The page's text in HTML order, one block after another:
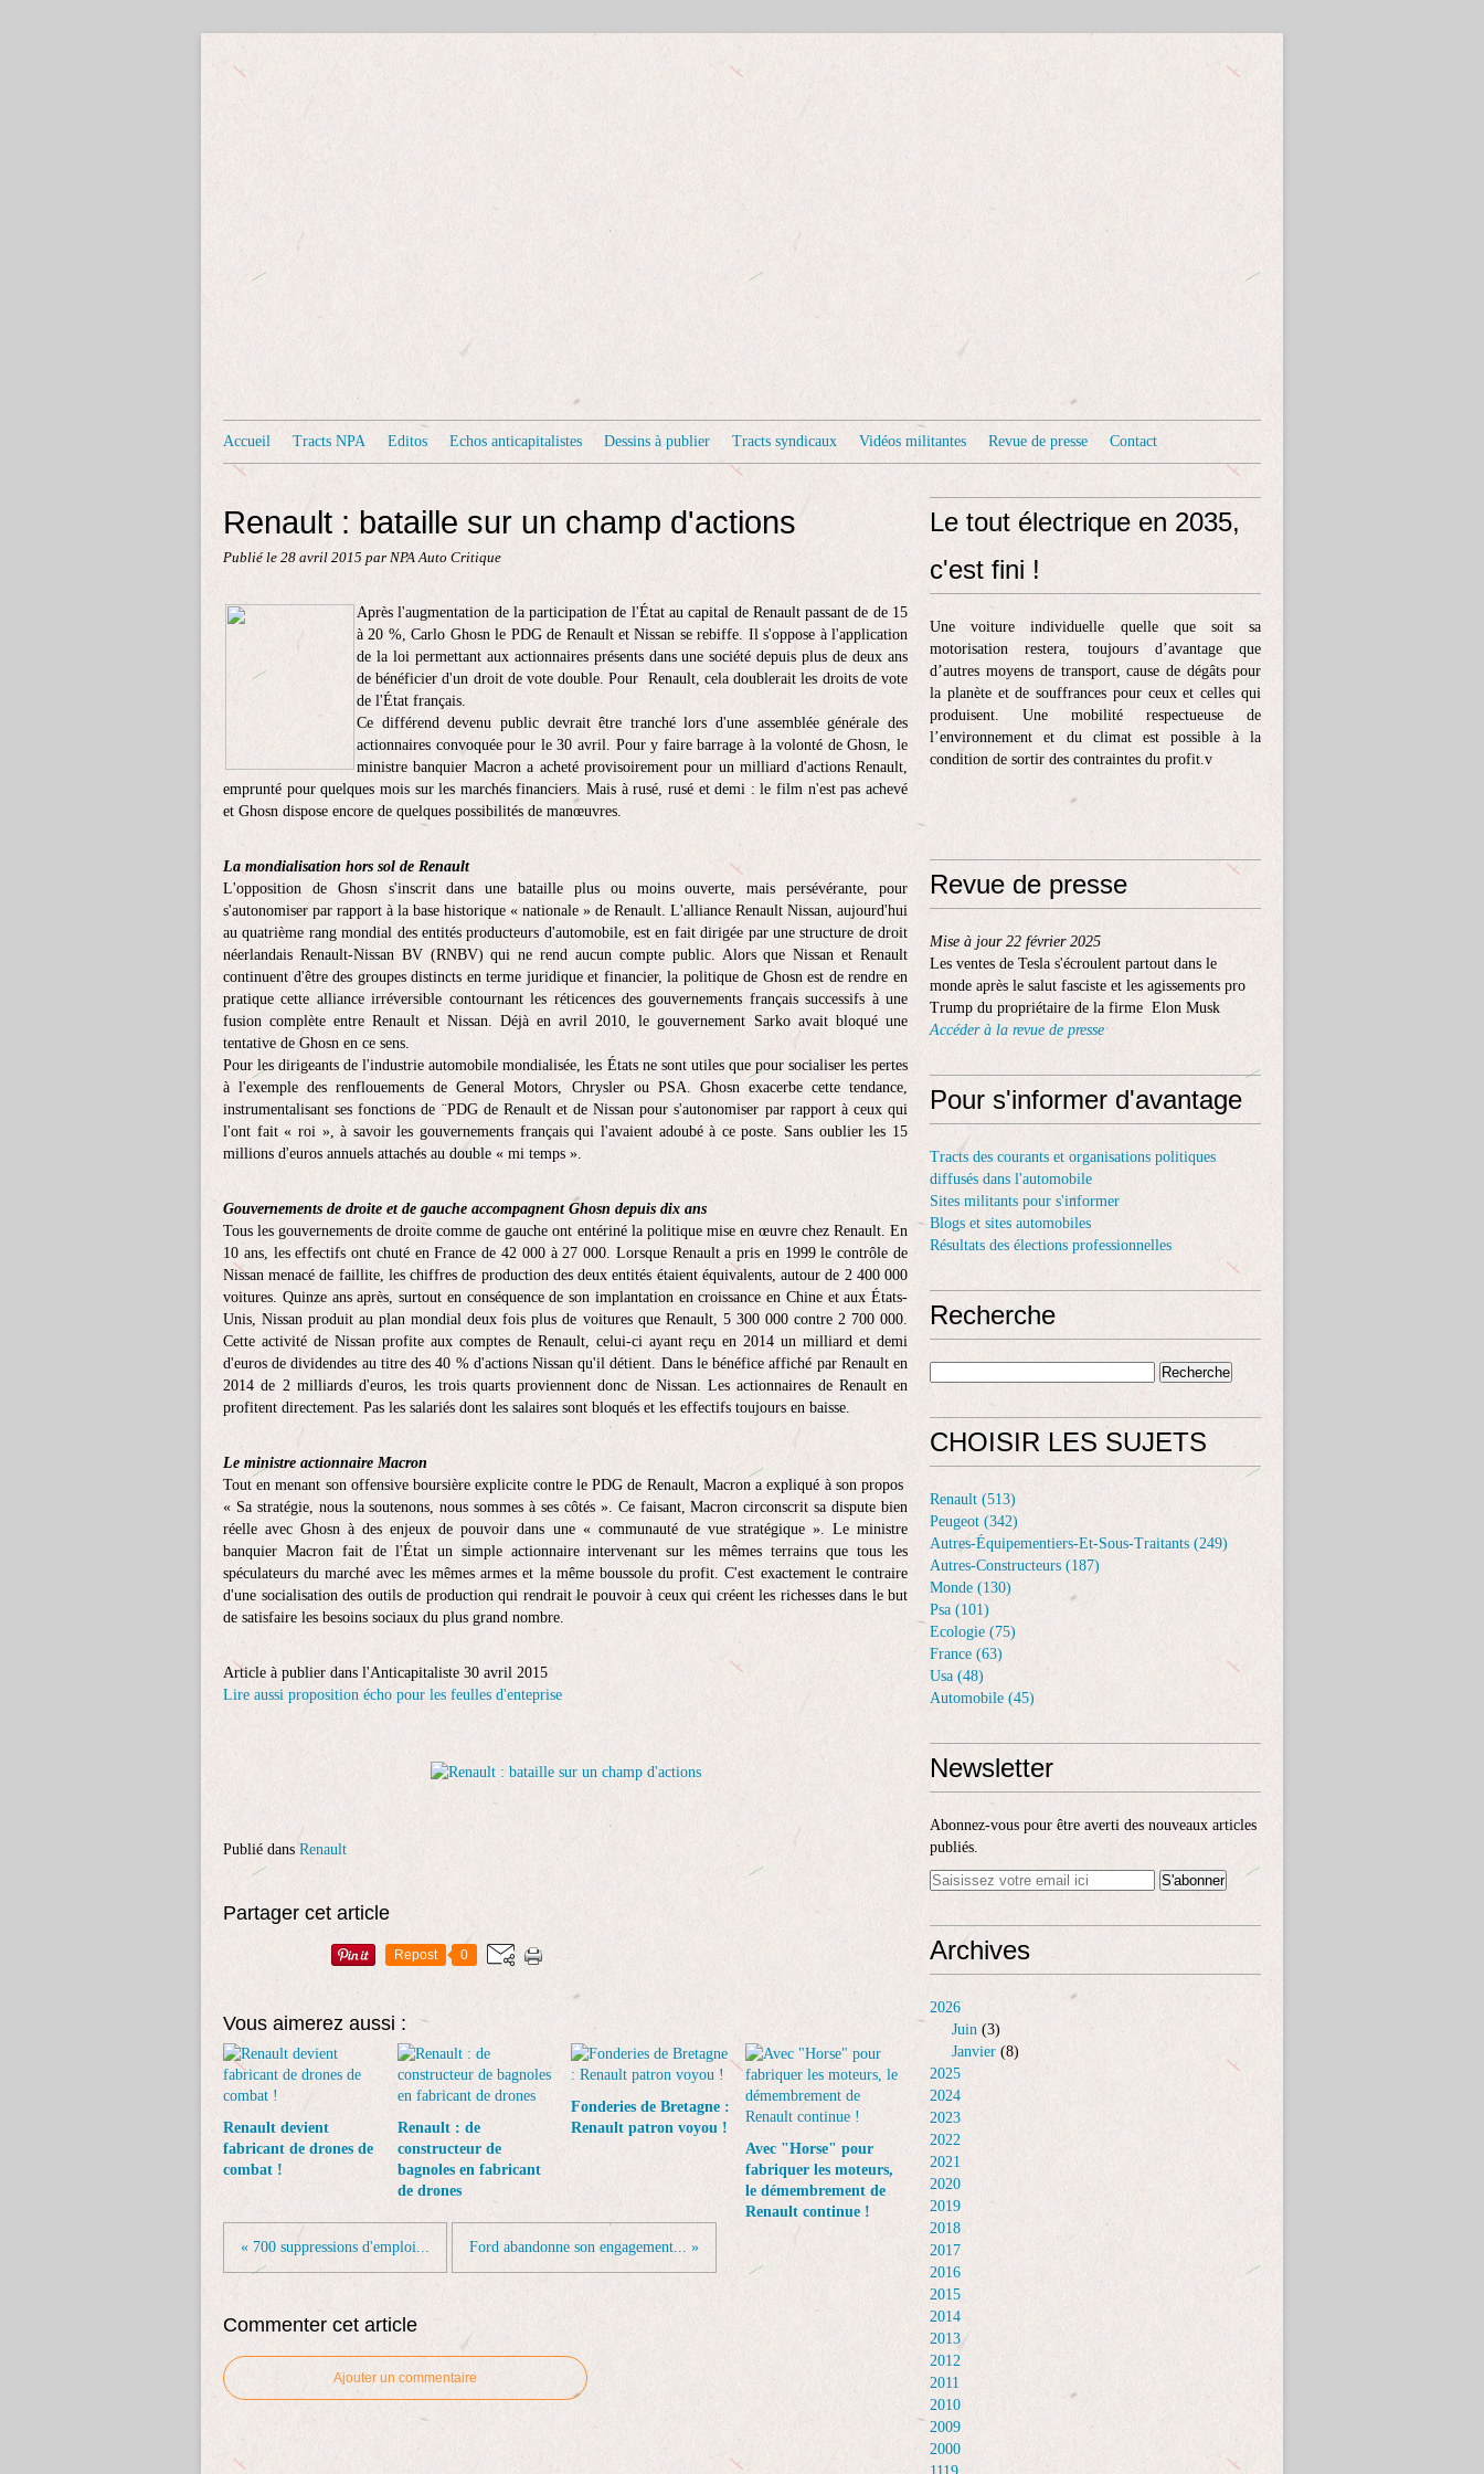
Accueil Tracts NPA Editos Echos anticapitalistes Dessins à publier Tracts syndicaux Vidéos militantes Revue de presse Contact
Renault : bataille sur un champ d'actions
Publié le 28 avril 2015 par NPA Auto Critique
Après l'augmentation de la participation de l'État au capital de Renault passant de de 15
à 20 %, Carlo Ghosn le PDG de Renault et Nissan se rebiffe. Il s'oppose à l'application
de la loi permettant aux actionnaires présents dans une société depuis plus de deux ans
de bénéficier d'un droit de vote double. Pour Renault, cela doublerait les droits de vote
de l'État français.
Ce différend devenu public devrait être tranché lors d'une assemblée générale des
actionnaires convoquée pour le 30 avril. Pour y faire barrage à la volonté de Ghosn, le
ministre banquier Macron a acheté provisoirement pour un milliard d'actions Renault,
emprunté pour quelques mois sur les marchés financiers. Mais à rusé, rusé et demi : le film n'est pas achevé
et Ghosn dispose encore de quelques possibilités de manœuvres.
La mondialisation hors sol de Renault
L'opposition de Ghosn s'inscrit dans une bataille plus ou moins ouverte, mais persévérante, pour
s'autonomiser par rapport à la base historique « nationale » de Renault. L'alliance Renault Nissan, aujourd'hui
au quatrième rang mondial des entités producteurs d'automobile, est en fait dirigée par une structure de droit
néerlandais Renault-Nissan BV (RNBV) qui ne rend aucun compte public. Alors que Nissan et Renault
continuent d'être des groupes distincts en terme juridique et financier, la politique de Ghosn est de rendre en
pratique cette alliance irréversible contournant les réticences des gouvernements français successifs à une
fusion complète entre Renault et Nissan. Déjà en avril 2010, le gouvernement Sarko avait bloqué une
tentative de Ghosn en ce sens.
Pour les dirigeants de l'industrie automobile mondialisée, les États ne sont utiles que pour socialiser les pertes
à l'exemple des renflouements de General Motors, Chrysler ou PSA. Ghosn exacerbe cette tendance,
instrumentalisant ses fonctions de ¨PDG de Renault et de Nissan pour s'autonomiser par rapport à ceux qui
l'ont fait « roi », à savoir les gouvernements français qui l'avaient adoubé à ce poste. Sans oublier les 15
millions d'euros annuels attachés au double « mi temps ».
Gouvernements de droite et de gauche accompagnent Ghosn depuis dix ans
Tous les gouvernements de droite comme de gauche ont entériné la politique mise en œuvre chez Renault. En
10 ans, les effectifs ont chuté en France de 42 000 à 27 000. Lorsque Renault a pris en 1999 le contrôle de
Nissan menacé de faillite, les chiffres de production des deux entités étaient équivalents, autour de 2 400 000
voitures. Quinze ans après, surtout en conséquence de son implantation en croissance en Chine et aux États-
Unis, Nissan produit au plan mondial deux fois plus de voitures que Renault, 5 300 000 contre 2 700 000.
Cette activité de Nissan profite aux comptes de Renault, celui-ci ayant reçu en 2014 un milliard et demi
d'euros de dividendes au titre des 40 % d'actions Nissan qu'il détient. Dans le bénéfice affiché par Renault en
2014 de 2 milliards d'euros, les trois quarts proviennent donc de Nissan. Les actionnaires de Renault en
profitent directement. Pas les salariés dont les salaires sont bloqués et les effectifs toujours en baisse.
Le ministre actionnaire Macron
Tout en menant son offensive boursière explicite contre le PDG de Renault, Macron a expliqué à son propos
« Sa stratégie, nous la soutenons, nous sommes à ses côtés ». Ce faisant, Macron circonscrit sa dispute bien
réelle avec Ghosn à des enjeux de pouvoir dans une « communauté de vue stratégique ». Le ministre
banquier Macron fait de l'État un simple actionnaire intervenant sur les mêmes terrains que tous les
spéculateurs du marché avec les mêmes armes et la même boussole du profit. C'est exactement le contraire
d'une socialisation des outils de production qui rendrait le pouvoir à ceux qui créent les richesses dans le but
de satisfaire les besoins sociaux du plus grand nombre.
Article à publier dans l'Anticapitaliste 30 avril 2015
Lire aussi proposition écho pour les feulles d'enteprise
Publié dans Renault
Partager cet article
Repost 0
Vous aimerez aussi :
Renault devient
fabricant de drones de
combat !
Renault : de
constructeur de
bagnoles en fabricant
de drones
Fonderies de Bretagne :
Renault patron voyou !
Avec "Horse" pour
fabriquer les moteurs,
le démembrement de
Renault continue !
« 700 suppressions d'emploi... Ford abandonne son engagement... »
Commenter cet article
Ajouter un commentaire
Le tout électrique en 2035,
c'est fini !
Une voiture individuelle quelle que soit sa
motorisation restera, toujours d’avantage que
d’autres moyens de transport, cause de dégâts pour
la planète et de souffrances pour ceux et celles qui
produisent. Une mobilité respectueuse de
l’environnement et du climat est possible à la
condition de sortir des contraintes du profit.v
Revue de presse
Mise à jour 22 février 2025
Les ventes de Tesla s'écroulent partout dans le
monde après le salut fasciste et les agissements pro
Trump du propriétaire de la firme Elon Musk
Accéder à la revue de presse
Pour s'informer d'avantage
Tracts des courants et organisations politiques
diffusés dans l'automobile
Sites militants pour s'informer
Blogs et sites automobiles
Résultats des élections professionnelles
Recherche
CHOISIR LES SUJETS
Renault (513)
Peugeot (342)
Autres-Équipementiers-Et-Sous-Traitants (249)
Autres-Constructeurs (187)
Monde (130)
Psa (101)
Ecologie (75)
France (63)
Usa (48)
Automobile (45)
Newsletter
Abonnez-vous pour être averti des nouveaux articles
publiés.
Archives
2026
Juin (3)
Janvier (8)
2025
2024
2023
2022
2021
2020
2019
2018
2017
2016
2015
2014
2013
2012
2011
2010
2009
2000